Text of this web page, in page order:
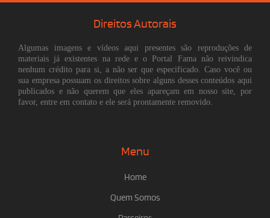
Direitos Autorais
Algumas imagens e vídeos aqui presentes são reproduções de
materiais já existentes na rede e o Portal Fama não reivindica
nenhum crédito para si, a não ser que especificado. Caso você ou
sua empresa possuam os direitos sobre alguns desses conteúdos aqui
publicados e não querem que eles apareçam em nosso site, por
favor, entre em contato e ele será prontamente removido.
Menu
Home
Quem Somos